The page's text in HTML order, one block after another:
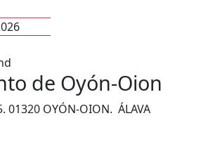
de Oyón-Oion
01320 OYÓN-OION. ÁLAVA